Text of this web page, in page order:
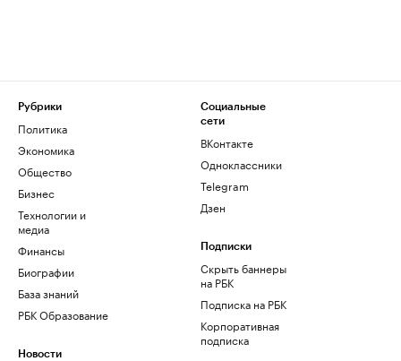
Рубрики
Политика
Экономика
Общество
Бизнес
Технологии и
медиа
Финансы
Биографии
База знаний
РБК Образование
Новости
Социальные
сети
ВКонтакте
Одноклассники
Telegram
Дзен
Подписки
Скрыть баннеры
на РБК
Подписка на РБК
Корпоративная
подписка